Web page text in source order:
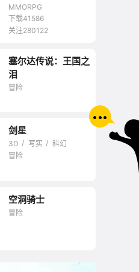
MMORPG
下载41586
关注280122
塞尔达传说：王国之
泪
冒险
剑星
3D 写实
科幻
冒险
空洞骑士
冒险